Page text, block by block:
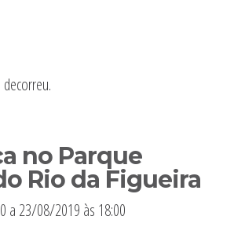
no Parque
Rio da Figueira
a 23/08/2019 às 18:00